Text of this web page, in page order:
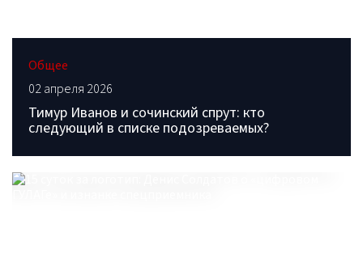
Общее
02 апреля 2026
Тимур Иванов и сочинский спрут: кто
следующий в списке подозреваемых?